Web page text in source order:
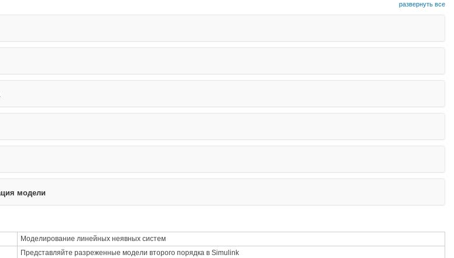
развернуть все
модели
Моделирование линейных неявных систем
Представляйте разреженные модели второго порядка в Simulink